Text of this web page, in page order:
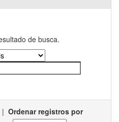
de busca.
| Ordenar registros por